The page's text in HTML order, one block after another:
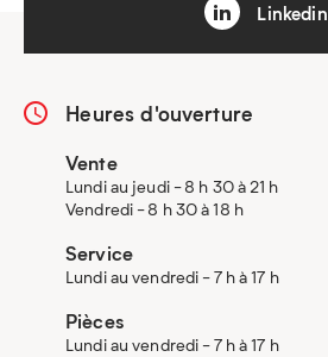
Linkedin
Heures d'ouverture
Vente
Lundi au jeudi - 8 h 30 à 21 h
Vendredi - 8 h 30 à 18 h
Service
Lundi au vendredi - 7 h à 17 h
Pièces
Lundi au vendredi - 7 h à 17 h